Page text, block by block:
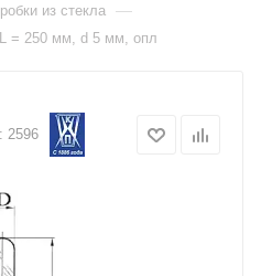
из стекла —
= 250 мм, d 5 мм, опл
2596